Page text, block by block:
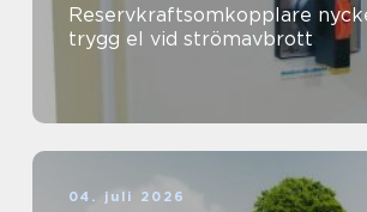
Reservkraftsomkopplare nyckeln till
trygg el vid strömavbrott
04. juli 2026